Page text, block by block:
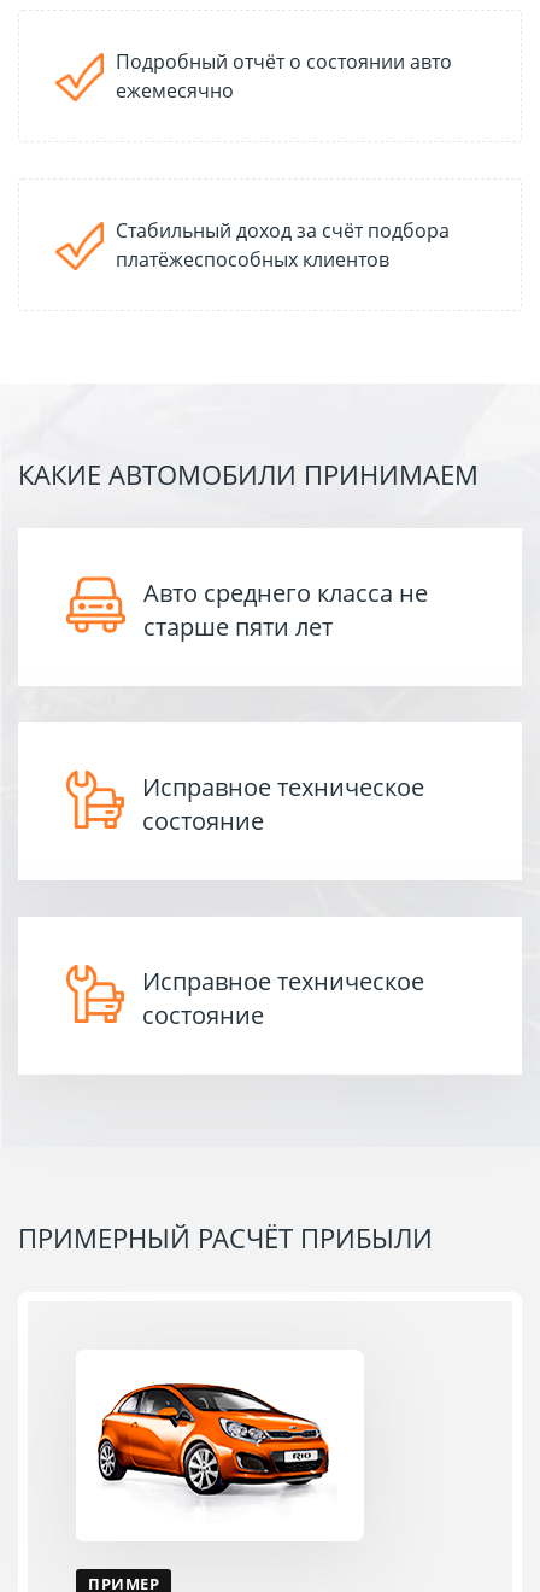
Подробный отчёт о состоянии авто
ежемесячно
Стабильный доход за счёт подбора
платёжеспособных клиентов
КАКИЕ АВТОМОБИЛИ ПРИНИМАЕМ
Авто среднего класса не
старше пяти лет
Исправное техническое
состояние
Исправное техническое
состояние
ПРИМЕРНЫЙ РАСЧЁТ ПРИБЫЛИ
ПРИМЕР